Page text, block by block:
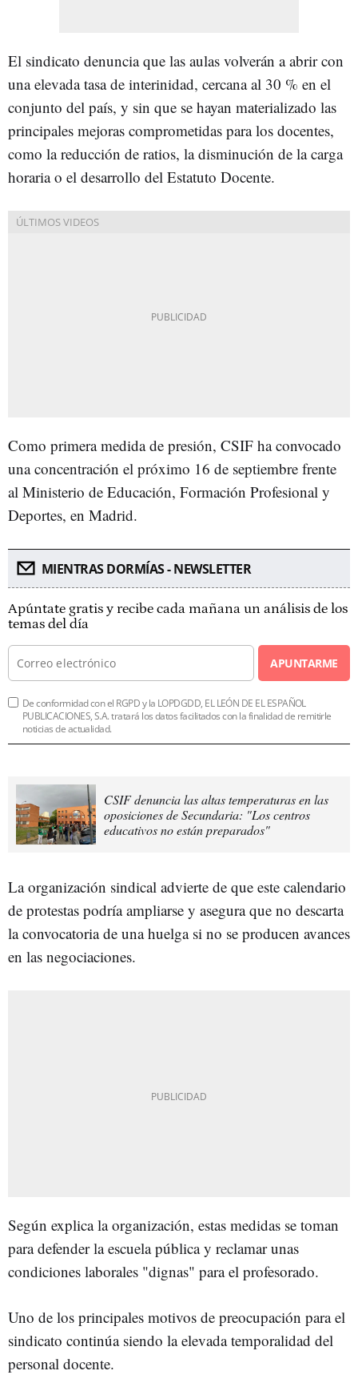
El sindicato denuncia que las aulas volverán a abrir con
una elevada tasa de interinidad, cercana al 30 % en el
conjunto del país, y sin que se hayan materializado las
principales mejoras comprometidas para los docentes,
como la reducción de ratios, la disminución de la carga
horaria o el desarrollo del Estatuto Docente.
Como primera medida de presión, CSIF ha convocado
una concentración el próximo 16 de septiembre frente
al Ministerio de Educación, Formación Profesional y
Deportes, en Madrid.
MIENTRAS DORMÍAS - NEWSLETTER
Apúntate gratis y recibe cada mañana un análisis de los
temas del día
APUNTARME
De conformidad con el RGPD y la LOPDGDD, EL LEÓN DE EL ESPAÑOL
PUBLICACIONES, S.A. tratará los datos facilitados con la finalidad de remitirle
noticias de actualidad.
CSIF denuncia las altas temperaturas en las
oposiciones de Secundaria: "Los centros
educativos no están preparados"
La organización sindical advierte de que este calendario
de protestas podría ampliarse y asegura que no descarta
la convocatoria de una huelga si no se producen avances
en las negociaciones.
Según explica la organización, estas medidas se toman
para defender la escuela pública y reclamar unas
condiciones laborales "dignas" para el profesorado.
Uno de los principales motivos de preocupación para el
sindicato continúa siendo la elevada temporalidad del
personal docente.